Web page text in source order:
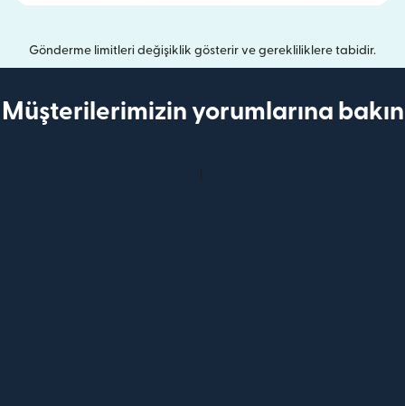
Gönderme limitleri değişiklik gösterir ve gerekliliklere tabidir.
Müşterilerimizin yorumlarına bakın